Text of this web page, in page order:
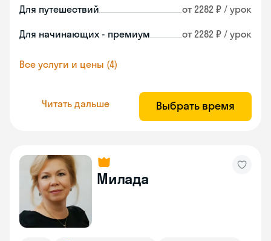
Для путешествий от 2282 ₽ / урок
Для начинающих - премиум от 2282 ₽ / урок
Все услуги и цены (4)
Читать дальше Выбрать время
Милада